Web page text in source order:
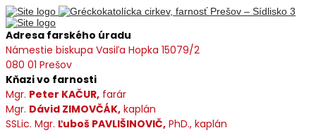
Adresa farského úradu
Námestie biskupa Vasiľa Hopka 15079/2
080 01 Prešov
Kňazi vo farnosti
Mgr. Peter KAČUR, farár
Mgr. Dávid ZIMOVČÁK, kaplán
SSLic. Mgr. Ľuboš PAVLIŠINOVIČ, PhD., kaplán